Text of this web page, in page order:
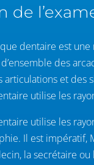
de
dentaire est une
des
articulations et des
utilise les
utilise les
Il est impératif,
la secrétaire